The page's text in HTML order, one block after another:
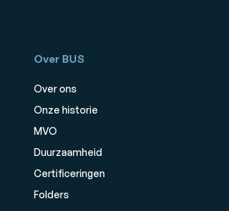
Over BUS
Over ons
Onze historie
MVO
Duurzaamheid
Certificeringen
Folders